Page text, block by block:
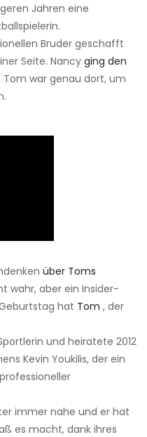
Jahren eine
Bruder geschafft
Seite. Nancy ging den
Tom war genau dort, um
über Toms
wahr, aber ein Insider-
hat Tom , der
und heiratete 2012
Kevin Youkilis, der ein
immer nahe und er hat
es macht, dank ihres